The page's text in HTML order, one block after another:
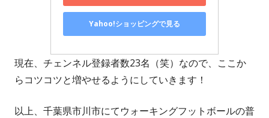
Yahoo!ショッピングで見る
現在、チェンネル登録者数23名（笑）なので、ここか
らコツコツと増やせるようにしていきます！
以上、千葉県市川市にてウォーキングフットボールの普